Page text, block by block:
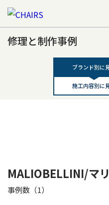
修理と制作事例
ブランド別に
施工内容別に
MALIOBELLINI/マ
事例数（1）